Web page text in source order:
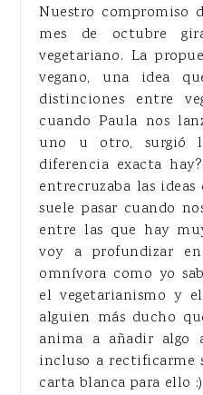
Nuestro compromiso
mes de octubre
vegetariano. La
vegano, una idea
distinciones entre
cuando Paula nos
uno u otro, surgió
diferencia exacta
entrecruzaba las
suele pasar cuando
entre las que hay
voy a profundizar
omnívora como yo
el vegetarianismo y
alguien más ducho
anima a añadir algo
incluso a rectificarme
carta blanca para ello :)